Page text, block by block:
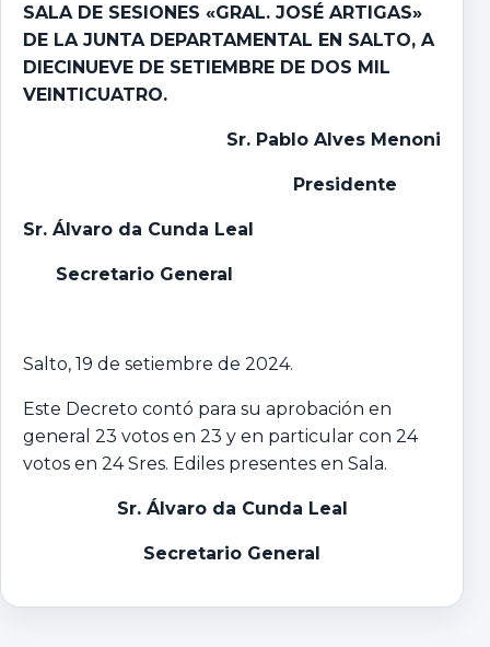
SALA DE SESIONES «GRAL. JOSÉ ARTIGAS»
DE LA JUNTA DEPARTAMENTAL EN SALTO, A
DIECINUEVE DE SETIEMBRE DE DOS MIL
VEINTICUATRO.
Sr. Pablo Alves Menoni
Presidente
Sr. Álvaro da Cunda Leal
Secretario General
Salto, 19 de setiembre de 2024.
Este Decreto contó para su aprobación en
general 23 votos en 23 y en particular con 24
votos en 24 Sres. Ediles presentes en Sala.
Sr. Álvaro da Cunda Leal
Secretario General